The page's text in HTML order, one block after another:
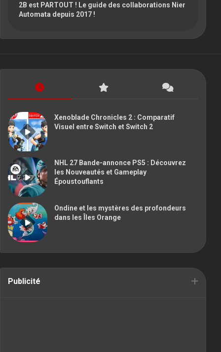
2B est PARTOUT ! Le guide des collaborations Nier
Automata depuis 2017 !
Xenoblade Chronicles 2 : Comparatif
Visuel entre Switch et Switch 2
NHL 27 Bande-annonce PS5 : Découvrez
les Nouveautés et Gameplay
Époustouflants
Ondine et les mystères des profondeurs
dans les Îles Orange
Publicité